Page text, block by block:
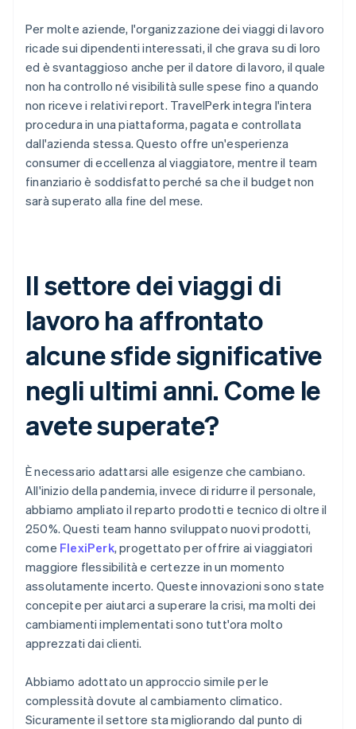
Per molte aziende, l'organizzazione dei viaggi di lavoro
ricade sui dipendenti interessati, il che grava su di loro
ed è svantaggioso anche per il datore di lavoro, il quale
non ha controllo né visibilità sulle spese fino a quando
non riceve i relativi report. TravelPerk integra l'intera
procedura in una piattaforma, pagata e controllata
dall'azienda stessa. Questo offre un'esperienza
consumer di eccellenza al viaggiatore, mentre il team
finanziario è soddisfatto perché sa che il budget non
sarà superato alla fine del mese.
Il settore dei viaggi di
lavoro ha affrontato
alcune sfide significative
negli ultimi anni. Come le
avete superate?
È necessario adattarsi alle esigenze che cambiano.
All'inizio della pandemia, invece di ridurre il personale,
abbiamo ampliato il reparto prodotti e tecnico di oltre il
250%. Questi team hanno sviluppato nuovi prodotti,
come FlexiPerk, progettato per offrire ai viaggiatori
maggiore flessibilità e certezze in un momento
assolutamente incerto. Queste innovazioni sono state
concepite per aiutarci a superare la crisi, ma molti dei
cambiamenti implementati sono tutt'ora molto
apprezzati dai clienti.
Abbiamo adottato un approccio simile per le
complessità dovute al cambiamento climatico.
Sicuramente il settore sta migliorando dal punto di